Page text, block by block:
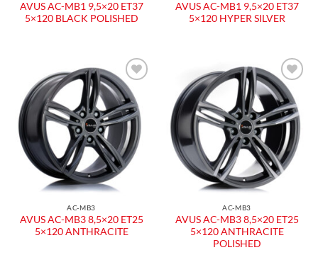
AVUS AC-MB1 9,5×20 ET37
5×120 BLACK POLISHED
AVUS AC-MB1 9,5×20 ET37
5×120 HYPER SILVER
Aggiungi
alla lista
dei
desideri
AC-MB3
AVUS AC-MB3 8,5×20 ET25
5×120 ANTHRACITE
Aggiungi
alla lista
dei
desideri
AC-MB3
AVUS AC-MB3 8,5×20 ET25
5×120 ANTHRACITE
POLISHED